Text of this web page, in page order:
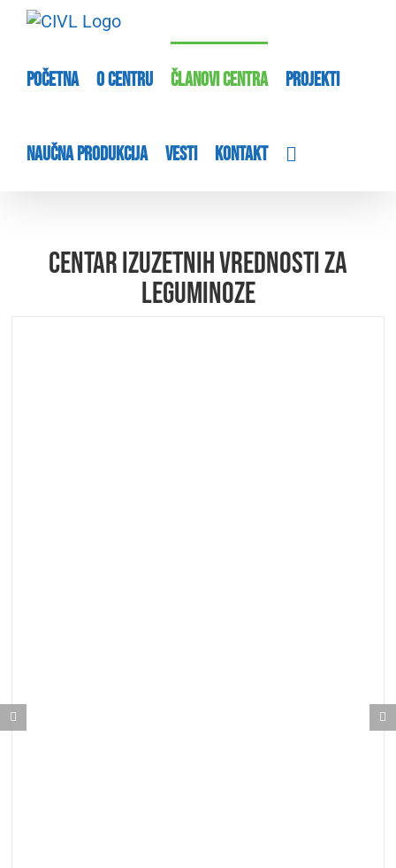
Skip
POČETNA O CENTRU ČLANOVI CENTRA PROJEKTI
NAUČNA PRODUKCIJA VESTI KONTAKT
Centar izuzetnih vrednosti za
leguminoze